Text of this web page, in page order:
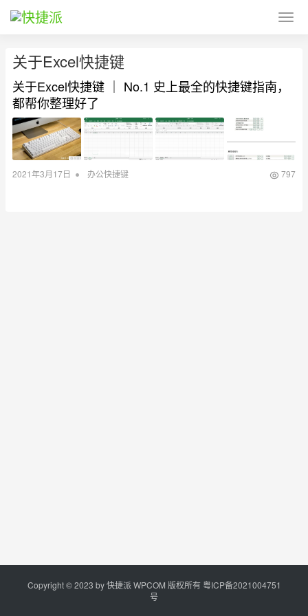
关于Excel快捷键
关于Excel快捷键 ｜ No.1 史上最全的快捷键指南，
都帮你整理好了
2021年3月17日 • 办公快捷键 797
Copyright © 2023 by快捷派WPCOM 版权所有粤ICP备2021004751
号